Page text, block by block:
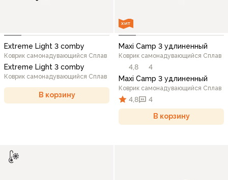
Extreme Light 3 comby
Коврик самонадувающийся Сплав
Extreme Light 3 comby
Коврик самонадувающийся Сплав
В корзину
ХИТ
Maxi Camp 3 удлиненный
Коврик самонадувающийся Сплав
4,8
4
Maxi Camp 3 удлиненный
Коврик самонадувающийся Сплав
4,8 4
В корзину